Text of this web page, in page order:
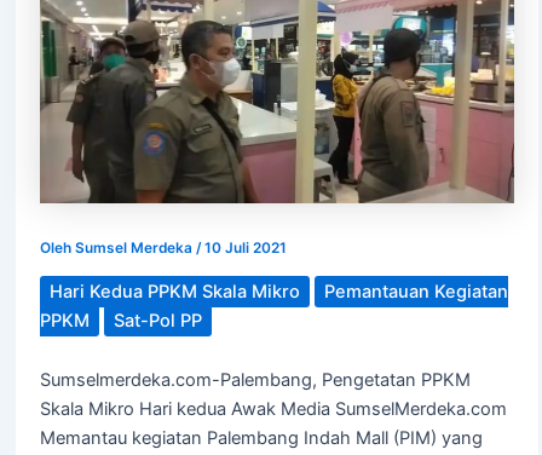
Oleh Sumsel Merdeka /10 Juli 2021
Hari Kedua PPKM Skala Mikro
Pemantauan Kegiatan
PPKM
Sat-Pol PP
Sumselmerdeka.com-Palembang, Pengetatan PPKM
Skala Mikro Hari kedua Awak Media SumselMerdeka.com
Memantau kegiatan Palembang Indah Mall (PIM) yang